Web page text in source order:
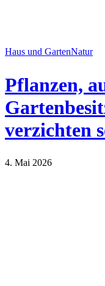
Haus und GartenNatur
Pflanzen,
verzichten
4. Mai 2026